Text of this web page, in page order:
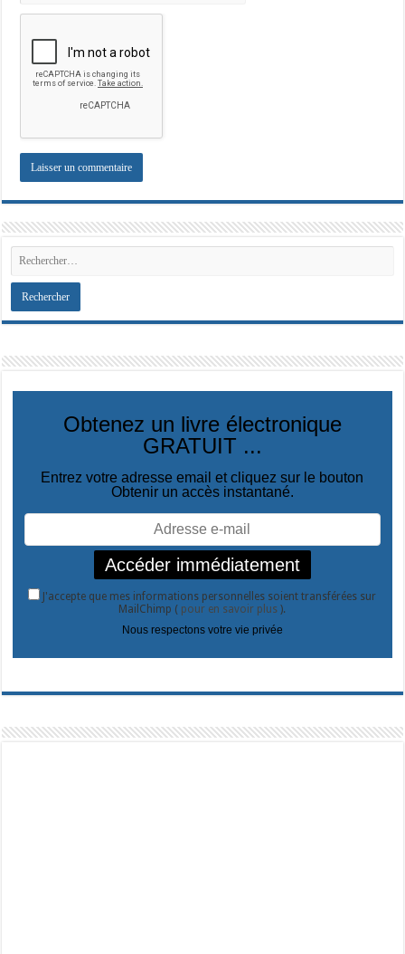
Obtenez un livre électronique
GRATUIT ...
Entrez votre adresse email et cliquez sur le bouton
Obtenir un accès instantané.
J'accepte que mes informations personnelles soient transférées sur
MailChimp ( pour en savoir plus).
Nous respectons votre vie privée